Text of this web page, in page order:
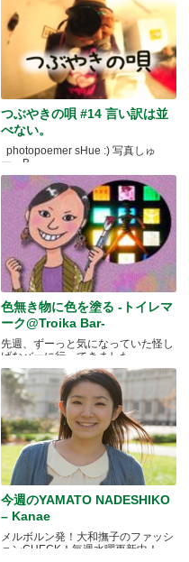
つぶやきの唄 #14 言い訳は並
べない。
photopoemer sHue :) 写真しゅ
ー。B.....
色無き物に色を塗る -トイレマ
ーク@Troika Bar-
先週、ずーっと気になっていた怪し
げなバーに行ってきました.....
今週のYAMATO NADESHIKO
– Kanae
メルボルン発！大和撫子のファッシ
ョンCHECK！毎週水曜更新中！